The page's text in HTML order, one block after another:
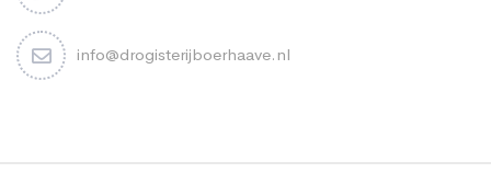
info@drogisterijboerhaave.nl